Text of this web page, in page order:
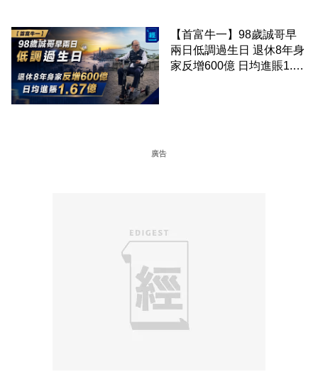
【首富牛一】98歲誠哥早
兩日低調過生日 退休8年身
家反增600億 日均進賬1.67
廣告